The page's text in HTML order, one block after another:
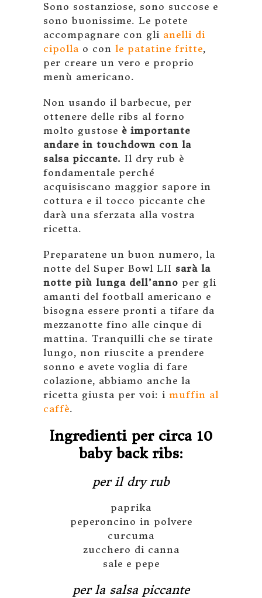
Sono sostanziose, sono succose e
sono buonissime. Le potete
accompagnare con gli anelli di
cipolla o con le patatine fritte,
per creare un vero e proprio
menù americano.
Non usando il barbecue, per
ottenere delle ribs al forno
molto gustose è importante
andare in touchdown con la
salsa piccante. Il dry rub è
fondamentale perché
acquisiscano maggior sapore in
cottura e il tocco piccante che
darà una sferzata alla vostra
ricetta.
Preparatene un buon numero, la
notte del Super Bowl LII sarà la
notte più lunga dell’anno per gli
amanti del football americano e
bisogna essere pronti a tifare da
mezzanotte fino alle cinque di
mattina. Tranquilli che se tirate
lungo, non riuscite a prendere
sonno e avete voglia di fare
colazione, abbiamo anche la
ricetta giusta per voi: i muffin al
caffè.
Ingredienti per circa 10
baby back ribs:
per il dry rub
paprika
peperoncino in polvere
curcuma
zucchero di canna
sale e pepe
per la salsa piccante